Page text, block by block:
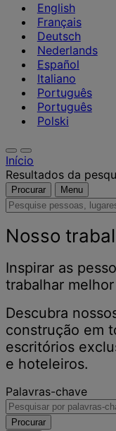
English
Français
Deutsch
Nederlands
Español
Italiano
Português
Português
Polski
Início
Resultados da
Procurar Menu
Pesquise
lugares,
notícias
e
insights
Nosso
Inspirar as
trabalhar
Descubra
construção em
escritórios
e hoteleiros.
Palavras-chave
Procurar